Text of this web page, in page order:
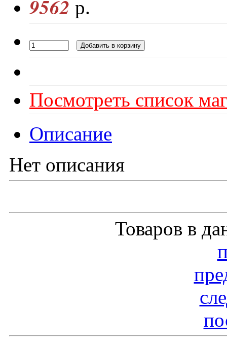
9562 р.
Посмотреть список
Описание
Нет описания
Товаров в